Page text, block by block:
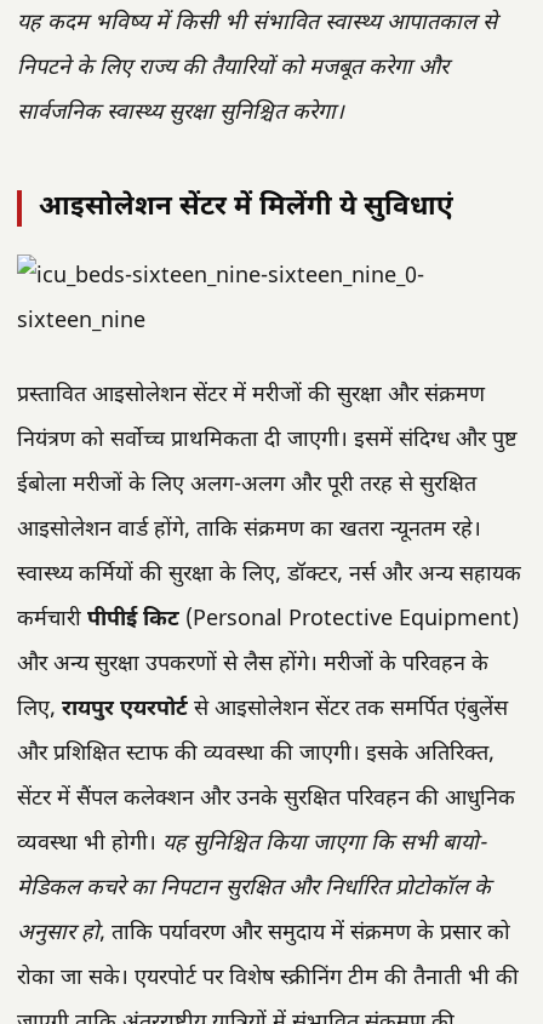
यह कदम भविष्य में किसी भी संभावित स्वास्थ्य आपातकाल से
निपटने के लिए राज्य की तैयारियों को मजबूत करेगा और
सार्वजनिक स्वास्थ्य सुरक्षा सुनिश्चित करेगा।
आइसोलेशन सेंटर में मिलेंगी ये सुविधाएं
प्रस्तावित आइसोलेशन सेंटर में मरीजों की सुरक्षा और संक्रमण
नियंत्रण को सर्वोच्च प्राथमिकता दी जाएगी। इसमें संदिग्ध और पुष्ट
ईबोला मरीजों के लिए अलग-अलग और पूरी तरह से सुरक्षित
आइसोलेशन वार्ड होंगे, ताकि संक्रमण का खतरा न्यूनतम रहे।
स्वास्थ्य कर्मियों की सुरक्षा के लिए, डॉक्टर, नर्स और अन्य सहायक
कर्मचारी पीपीई किट (Personal Protective Equipment)
और अन्य सुरक्षा उपकरणों से लैस होंगे। मरीजों के परिवहन के
लिए, रायपुर एयरपोर्ट से आइसोलेशन सेंटर तक समर्पित एंबुलेंस
और प्रशिक्षित स्टाफ की व्यवस्था की जाएगी। इसके अतिरिक्त,
सेंटर में सैंपल कलेक्शन और उनके सुरक्षित परिवहन की आधुनिक
व्यवस्था भी होगी। यह सुनिश्चित किया जाएगा कि सभी बायो-
मेडिकल कचरे का निपटान सुरक्षित और निर्धारित प्रोटोकॉल के
अनुसार हो, ताकि पर्यावरण और समुदाय में संक्रमण के प्रसार को
रोका जा सके। एयरपोर्ट पर विशेष स्क्रीनिंग टीम की तैनाती भी की